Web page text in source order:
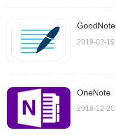
在保存信息时，如果想
值得注意的是，便签不是
2019-02-19
OneNote
2018-12-20